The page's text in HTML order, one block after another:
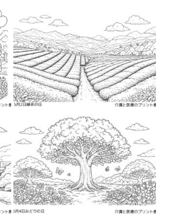
2026-04-27
2026-04-27